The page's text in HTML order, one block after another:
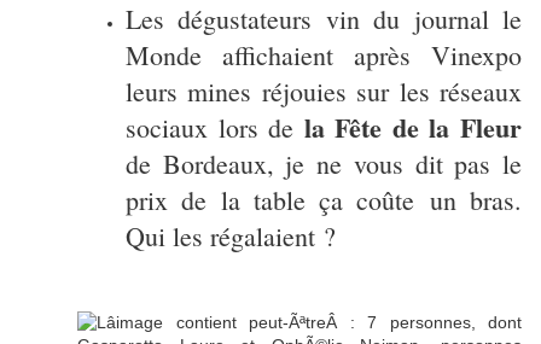
Les dégustateurs vin du journal le
Monde affichaient après Vinexpo
leurs mines réjouies sur les réseaux
sociaux lors de la Fête de la Fleur
de Bordeaux, je ne vous dit pas le
prix de la table ça coûte un bras.
Qui les régalaient ?